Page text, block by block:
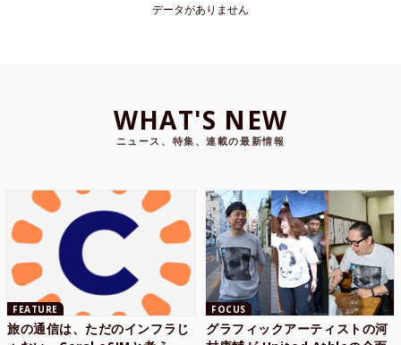
データがありません
WHAT'S NEW
ニュース、特集、連載の最新情報
FEATURE
旅の通信は、ただのインフラじ
FOCUS
グラフィックアーティストの河